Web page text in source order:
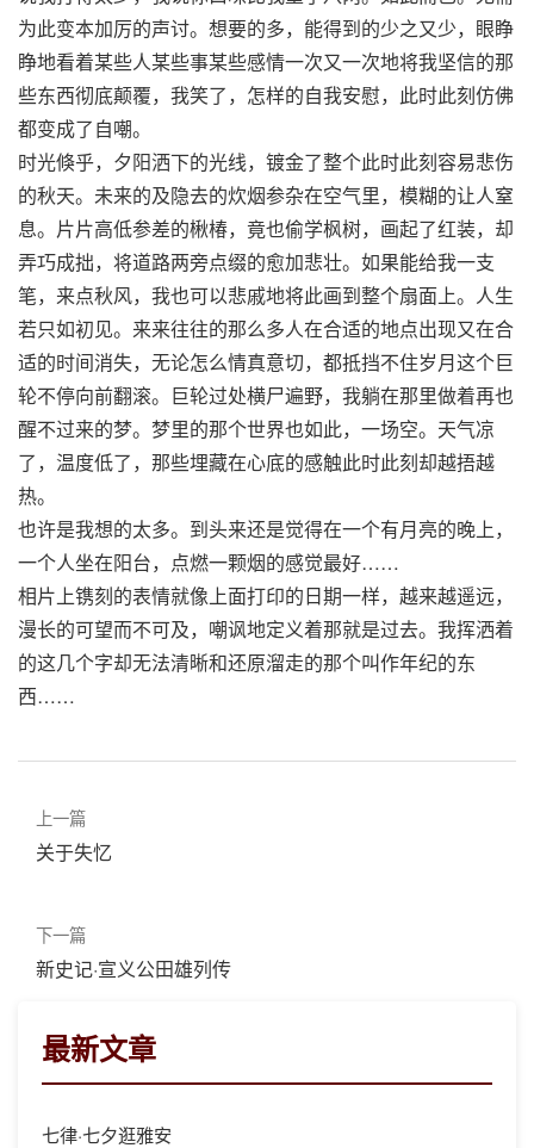
为此变本加厉的声讨。想要的多，能得到的少之又少，眼睁
睁地看着某些人某些事某些感情一次又一次地将我坚信的那
些东西彻底颠覆，我笑了，怎样的自我安慰，此时此刻仿佛
都变成了自嘲。
时光倏乎，夕阳洒下的光线，镀金了整个此时此刻容易悲伤
的秋天。未来的及隐去的炊烟参杂在空气里，模糊的让人窒
息。片片高低参差的楸椿，竟也偷学枫树，画起了红装，却
弄巧成拙，将道路两旁点缀的愈加悲壮。如果能给我一支
笔，来点秋风，我也可以悲戚地将此画到整个扇面上。人生
若只如初见。来来往往的那么多人在合适的地点出现又在合
适的时间消失，无论怎么情真意切，都抵挡不住岁月这个巨
轮不停向前翻滚。巨轮过处横尸遍野，我躺在那里做着再也
醒不过来的梦。梦里的那个世界也如此，一场空。天气凉
了，温度低了，那些埋藏在心底的感触此时此刻却越捂越
热。
也许是我想的太多。到头来还是觉得在一个有月亮的晚上，
一个人坐在阳台，点燃一颗烟的感觉最好……
相片上镌刻的表情就像上面打印的日期一样，越来越遥远，
漫长的可望而不可及，嘲讽地定义着那就是过去。我挥洒着
的这几个字却无法清晰和还原溜走的那个叫作年纪的东
西……
上一篇
关于失忆
下一篇
新史记·宣义公田雄列传
最新文章
七律·七夕逛雅安